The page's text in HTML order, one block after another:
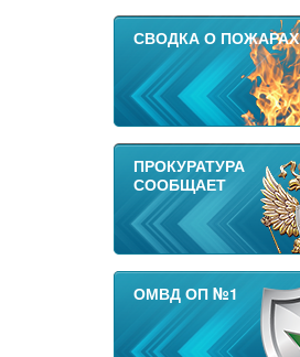
СВОДКА О ПОЖАРАХ
ПРОКУРАТУРА
СООБЩАЕТ
ОМВД ОП №1